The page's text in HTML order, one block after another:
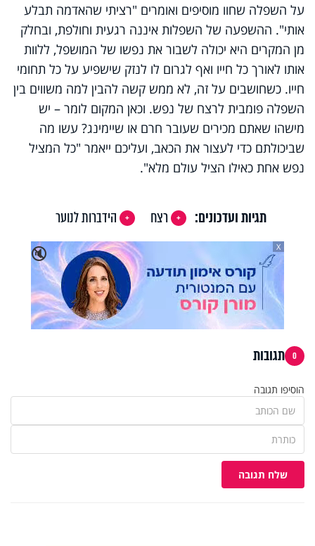
על השפלה שחוו מוסיפים ואומרים "רציתי שהאדמה תבלע
אותי". ההשפעה של השפלות איננה רגעית וחולפת, ובחלק
מן המקרים היא יכולה לשבור את נפשו של המושפל, ללוות
אותו לאורך כל חייו ואף לגרום לו לנזק שישפיע על כל תחומי
חייו. כשחושבים על זה, לא ממש קשה להבין למה משווים בין
השפלה פומבית לרצח של נפש. וכאן המקום לומר – יש
מישהו שאתם מכירים שעובר חרם או שיימינג? עשו מה
שביכולתם כדי לעצור את הכאב, ועליכם ייאמר "כל המציל
נפש אחת כאילו הציל עולם מלא".
תגיות ועדכונים: רצח
הידברות לנוער
🔇
X
0 תגובות
הוסיפו תגובה
שלח תגובה